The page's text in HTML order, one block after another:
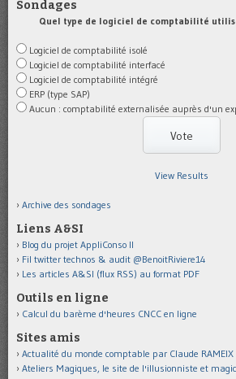
Sondages
Quel type de logiciel de comptabilité
Logiciel de comptabilité isolé
Logiciel de comptabilité interfacé
Logiciel de comptabilité intégré
ERP (type SAP)
Aucun : comptabilité externalisée auprès d'un
View Results
Archive des sondages
Liens A&SI
Blog du projet AppliConso II
Fil twitter technos & audit @BenoitRiviere14
Les articles A&SI (flux RSS) au format PDF
Outils en ligne
Calcul du barème d'heures CNCC en ligne
Sites amis
Actualité du monde comptable par Claude RAMEIX
Ateliers Magiques, le site de l'illusionniste et